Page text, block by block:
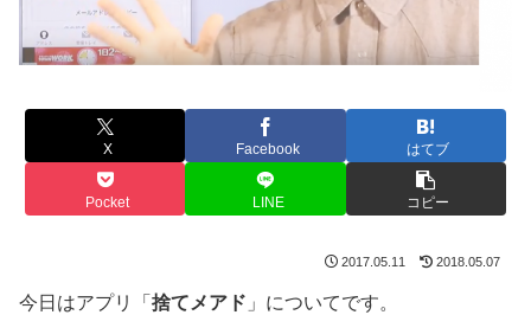
X Facebook はてブ
Pocket LINE コピー
2017.05.11 2018.05.07
今日はアプリ「 捨てメアド 」についてです。